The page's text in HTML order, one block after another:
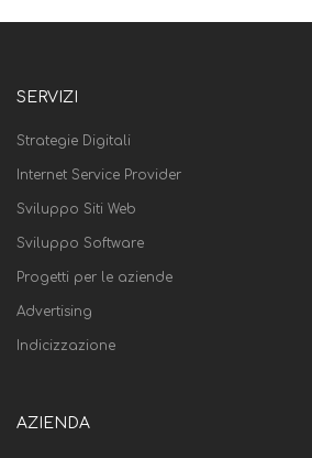
SERVIZI
Strategie Digitali
Internet Service Provider
Sviluppo Siti Web
Sviluppo Software
Progetti per le aziende
Advertising
Indicizzazione
AZIENDA